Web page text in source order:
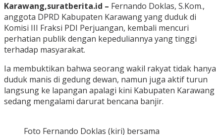
Karawang,suratberita.id – Fernando Doklas, S.Kom.,
anggota DPRD Kabupaten Karawang yang duduk di
Komisi III Fraksi PDI Perjuangan, kembali mencuri
perhatian publik dengan kepeduliannya yang tinggi
terhadap masyarakat.
Ia membuktikan bahwa seorang wakil rakyat tidak hanya
duduk manis di gedung dewan, namun juga aktif turun
langsung ke lapangan apalagi kini Kabupaten Karawang
sedang mengalami darurat bencana banjir.
Foto Fernando Doklas (kiri) bersama